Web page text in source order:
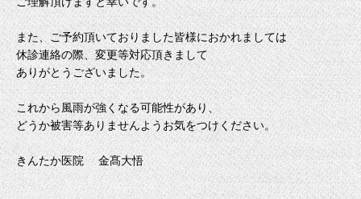
また、ご予約頂いておりました皆様におかれましては
休診連絡の際、変更等対応頂きまして
ありがとうございました。
これから風雨が強くなる可能性があり、
どうか被害等ありませんようお気をつけください。
きんたか医院 金髙大悟